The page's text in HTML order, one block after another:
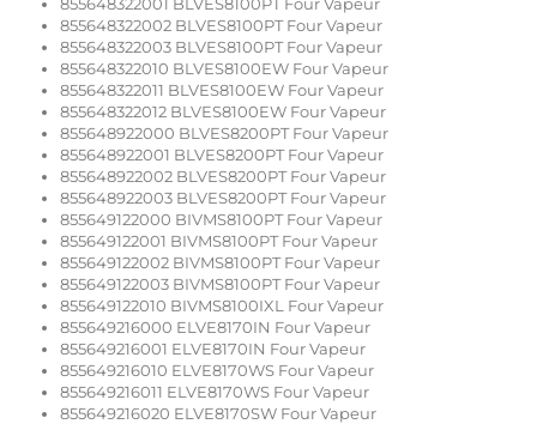
855648322001 BLVES8100PT Four Vapeur
855648322002 BLVES8100PT Four Vapeur
855648322003 BLVES8100PT Four Vapeur
855648322010 BLVES8100EW Four Vapeur
855648322011 BLVES8100EW Four Vapeur
855648322012 BLVES8100EW Four Vapeur
855648922000 BLVES8200PT Four Vapeur
855648922001 BLVES8200PT Four Vapeur
855648922002 BLVES8200PT Four Vapeur
855648922003 BLVES8200PT Four Vapeur
855649122000 BIVMS8100PT Four Vapeur
855649122001 BIVMS8100PT Four Vapeur
855649122002 BIVMS8100PT Four Vapeur
855649122003 BIVMS8100PT Four Vapeur
855649122010 BIVMS8100IXL Four Vapeur
855649216000 ELVE8170IN Four Vapeur
855649216001 ELVE8170IN Four Vapeur
855649216010 ELVE8170WS Four Vapeur
855649216011 ELVE8170WS Four Vapeur
855649216020 ELVE8170SW Four Vapeur